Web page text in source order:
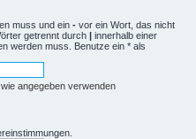
muss und ein - vor ein Wort, das nicht
getrennt durch | innerhalb einer
werden muss. Benutze ein * als
angegeben verwenden